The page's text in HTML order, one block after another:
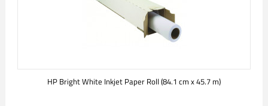
HP Bright White Inkjet Paper Roll (84.1 cm x 45.7 m)